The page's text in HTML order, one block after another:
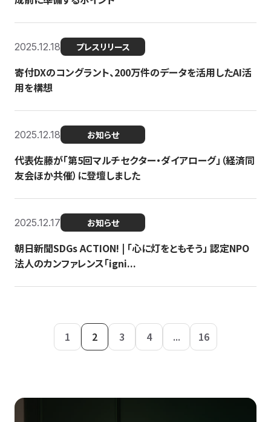
2025.12.18 プレスリリース
寄付DXのコングラント、200万件のデータを活用したAI活
用を構想
2025.12.18 お知らせ
代表佐藤が「第5回マルチセクター・ダイアローグ」（経済同
友会ほか共催）に登壇しました
2025.12.17 お知らせ
朝日新聞SDGs ACTION! | 「心に灯をともそう」 認定NPO
法人のカンファレンス「igni...
1 2 3 4 ... 16